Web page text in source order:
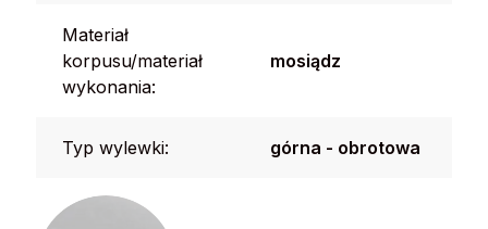
Materiał
korpusu/materiał
wykonania:
mosiądz
Typ wylewki: górna - obrotowa